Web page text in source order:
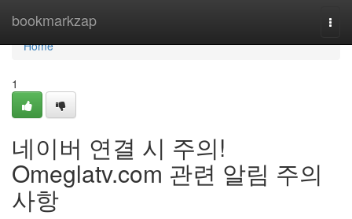
bookmarkzap
Home
Home
1
네이버 연결 시 주의!
Omeglatv.com 관련 알림 주의
사항